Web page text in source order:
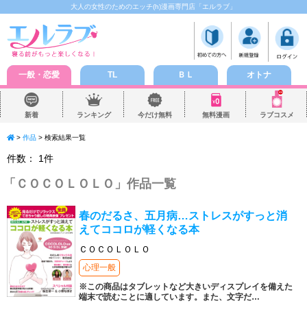
大人の女性のためのエッチ(h)漫画専門店「エルラブ」
一般・恋愛 TL ＢＬ オトナ
新着 ランキング 今だけ無料 無料漫画 ラブコスメ
> 作品 > 検索結果一覧
件数： 1件
「 ＣＯＣＯＬＯＬＯ 」作品一覧
春のだるさ、五月病…ストレスがすっと消
えてココロが軽くなる本
ＣＯＣＯＬＯＬＯ
心理一般
※この商品はタブレットなど大きいディスプレイを備えた
端末で読むことに適しています。また、文字だ…